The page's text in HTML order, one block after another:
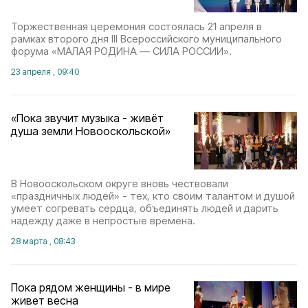
Торжественная церемония состоялась 21 апреля в
рамках второго дня III Всероссийского муниципального
форума «МАЛАЯ РОДИНА — СИЛА РОССИИ».
23 апреля , 09:40
«Пока звучит музыка - живёт
душа земли Новооскольской»
В Новооскольском округе вновь чествовали
«праздничных людей» - тех, кто своим талантом и душой
умеет согревать сердца, объединять людей и дарить
надежду даже в непростые времена.
28 марта , 08:43
Пока рядом женщины - в мире
живет весна